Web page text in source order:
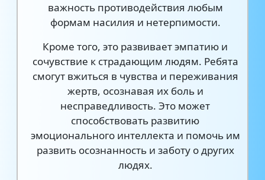
важность противодействия любым
формам насилия и нетерпимости.
Кроме того, это развивает эмпатию и
сочувствие к страдающим людям. Ребята
смогут вжиться в чувства и переживания
жертв, осознавая их боль и
несправедливость. Это может
способствовать развитию
эмоционального интеллекта и помочь им
развить осознанность и заботу о других
людях.